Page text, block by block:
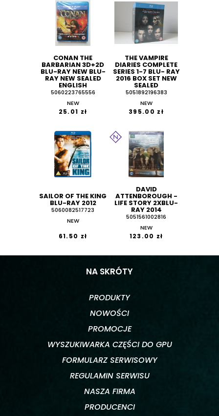
CONAN THE
BARBARIAN 3D+2D
BLU-RAY NEW BLU-
RAY NEW SEALED
ENGLISH
5060223765556
NEW
25.01 zł
THE VAMPIRE
DIARIES COMPLETE
SERIES 1-7 BLU- RAY
2016 BOX SET NEW
SEALED
5051892196383
NEW
395.00 zł
SAILOR OF THE KING
BLU-RAY 2012
5060082517723
NEW
61.50 zł
DAVID
ATTENBOROUGH -
LIFE STORY 2XBLU-
RAY 2014
5051561002816
NEW
123.00 zł
NA SKRÓTY
PRODUKTY
NOWOŚCI
PROMOCJE
WYSZUKIWARKA CZĘŚCI DO GPU
FORMULARZ SERWISOWY
REGULAMIN SERWISU
NASZA FIRMA
PRODUCENCI